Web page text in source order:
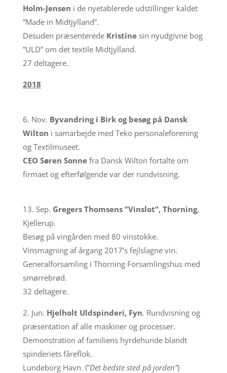
Holm-Jensen i de nyetablerede udstillinger kaldet
”Made in Midtjylland”.
Desuden præsenterede Kristinesin nyudgivne bog
”ULD” om det textile Midtjylland.
27 deltagere.
2018
6. Nov. Byvandring i Birk og besøg på Dansk
Wilton i samarbejde med Teko personaleforening
og Textilmuseet.
CEO Søren Sonnefra Dansk Wilton fortalte om
firmaet og efterfølgende var der rundvisning.
13. Sep. Gregers Thomsens ”Vinslot”, Thorning,
Kjellerup.
Besøg på vingården med 80 vinstokke.
Vinsmagning af årgang 2017’s fejlslagne vin.
Generalforsamling i Thorning Forsamlingshus med
smørrebrød.
32 deltagere.
2. Jun. Hjelholt Uldspinderi, Fyn. Rundvisning og
præsentation af alle maskiner og processer.
Demonstration af familiens hyrdehunde blandt
spinderiets fåreflok.
Lundeborg Havn. (”Det bedste sted på jorden”)